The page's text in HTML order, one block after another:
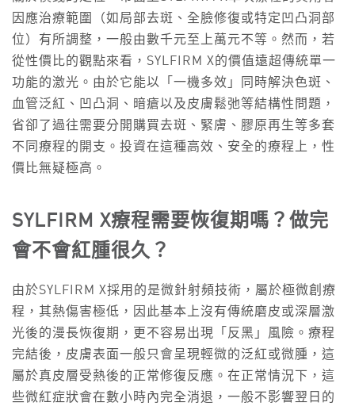
因應治療範圍（如局部去斑、全臉修復或特定凹凸洞部
位）有所調整，一般由數千元至上萬元不等。然而，若
從性價比的觀點來看，SYLFIRM X的價值遠超傳統單一
功能的激光。由於它能以「一機多效」同時解決色斑、
血管泛紅、凹凸洞、暗瘡以及皮膚鬆弛等結構性問題，
省卻了過往需要分開購買去斑、緊膚、膠原再生等多套
不同療程的開支。投資在這種高效、安全的療程上，性
價比無疑極高。
SYLFIRM X療程需要恢復期嗎？做完
會不會紅腫很久？
由於SYLFIRM X採用的是微針射頻技術，屬於極微創療
程，其熱傷害極低，因此基本上沒有傳統磨皮或深層激
光後的漫長恢復期，更不容易出現「反黑」風險。療程
完結後，皮膚表面一般只會呈現輕微的泛紅或微腫，這
屬於真皮層受熱後的正常修復反應。在正常情況下，這
些微紅症狀會在數小時內完全消退，一般不影響翌日的